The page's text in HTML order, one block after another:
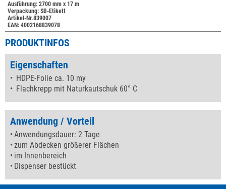
Ausführung: 2700 mm x 17 m
Verpackung: SB-Etikett
Artikel-Nr.839007
EAN: 4002168839078
PRODUKTINFOS
Eigenschaften
HDPE-Folie ca. 10 my
Flachkrepp mit Naturkautschuk 60° C
Anwendung / Vorteil
Anwendungsdauer: 2 Tage
zum Abdecken größerer Flächen
im Innenbereich
Dispenser bestückt